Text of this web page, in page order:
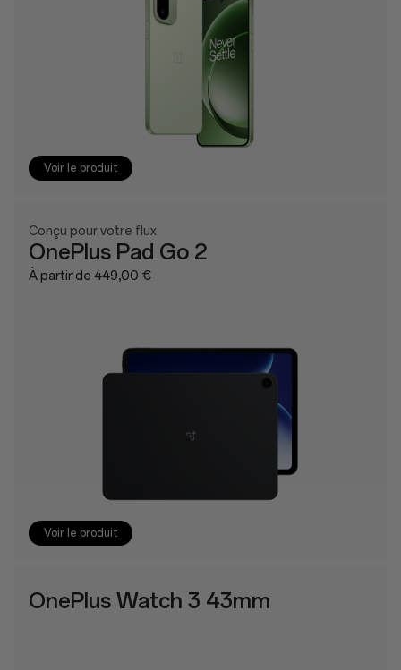
Voir le produit
Conçu pour votre flux
OnePlus Pad Go 2
À partir de 449,00 €
Voir le produit
OnePlus Watch 3 43mm